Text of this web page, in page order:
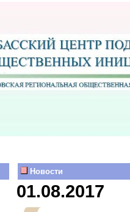
Новости
01.08.2017